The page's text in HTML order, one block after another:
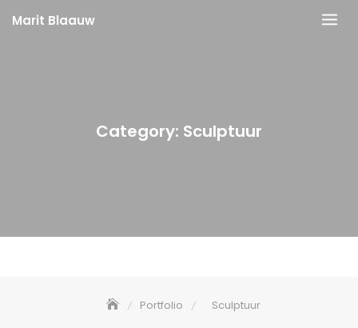
Marit Blaauw
Category: Sculptuur
Portfolio Sculptuur